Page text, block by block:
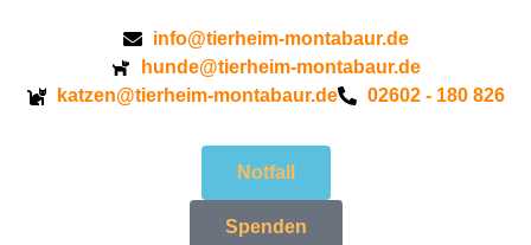
info@tierheim-montabaur.de
hunde@tierheim-montabaur.de
katzen@tierheim-montabaur.de
02602 - 180 826
Notfall
Spenden